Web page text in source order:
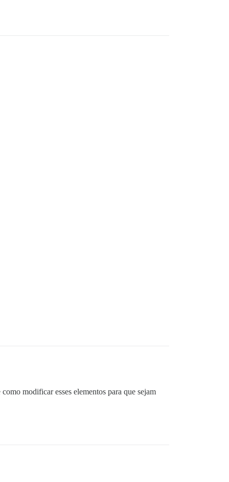
modificar esses elementos para que sejam